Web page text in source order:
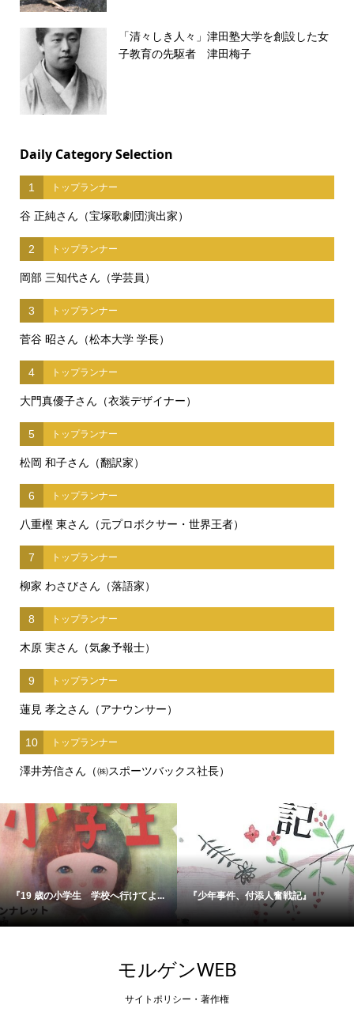
「清々しき人々」津田塾大学を創設した女
子教育の先駆者 津田梅子
Daily Category Selection
1 トップランナー
谷 正純さん（宝塚歌劇団演出家）
2 トップランナー
岡部 三知代さん（学芸員）
3 トップランナー
菅谷 昭さん（松本大学 学長）
4 トップランナー
大門真優子さん（衣装デザイナー）
5 トップランナー
松岡 和子さん（翻訳家）
6 トップランナー
八重樫 東さん（元プロボクサー・世界王者）
7 トップランナー
柳家 わさびさん（落語家）
8 トップランナー
木原 実さん（気象予報士）
9 トップランナー
蓮見 孝之さん（アナウンサー）
10 トップランナー
澤井芳信さん（㈱スポーツバックス社長）
『19 歳の小学生 学校へ行けてよ... 『少年事件、付添人奮戦記』
モルゲンWEB
サイトポリシー・著作権